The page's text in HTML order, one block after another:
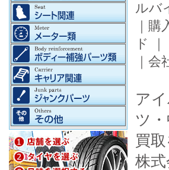
ルバ
｜ 購
ド
｜
｜ 会
ア
ツ
買
株